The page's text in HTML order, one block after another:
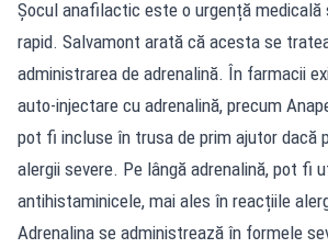
Șocul anafilactic este o urgență
rapid. Salvamont arată că acesta se
administrarea de adrenalină. În farmacii
auto-injectare cu adrenalină, precum
pot fi incluse în trusa de prim ajutor dacă
alergii severe. Pe lângă adrenalină, pot fi
antihistaminicele, mai ales în reacțiile
Adrenalina se administrează în formele